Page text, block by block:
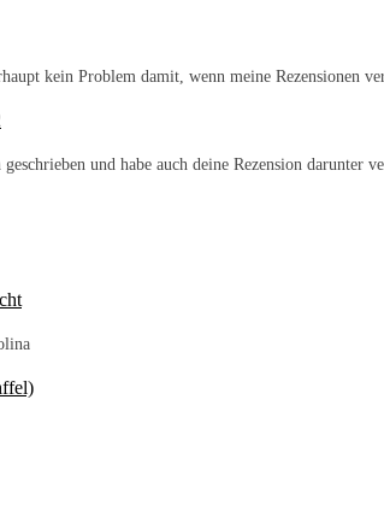
kein Problem damit, wenn meine Rezensionen
und habe auch deine Rezension darunter